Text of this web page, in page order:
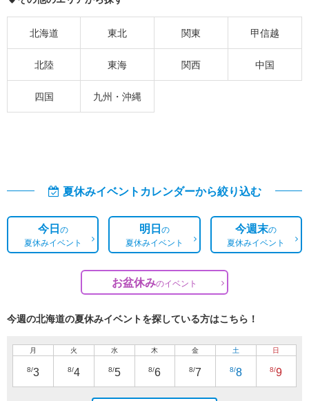
北海道 東北 関東 甲信越
北陸 東海 関西 中国
四国 九州・沖縄
夏休みイベントカレンダーから絞り込む
今日の
夏休みイベント
明日の
夏休みイベント
今週末の
夏休みイベント
お盆休みのイベント
今週の北海道の夏休みイベントを探している方はこちら！
月
8/3
火
8/4
水
8/5
木
8/6
金
8/7
土
8/8
日
8/9